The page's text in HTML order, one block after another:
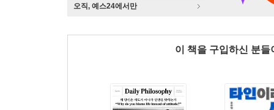
오직, 예스24에서만
이 책을 구입하신 분